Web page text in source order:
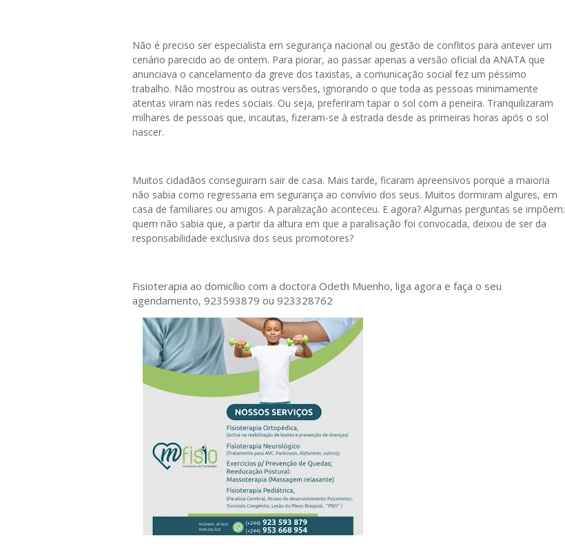
Não é preciso ser especialista em segurança nacional ou gestão de conflitos para antever um
cenário parecido ao de ontem. Para piorar, ao passar apenas a versão oficial da ANATA que
anunciava o cancelamento da greve dos taxistas, a comunicação social fez um péssimo
trabalho. Não mostrou as outras versões, ignorando o que toda as pessoas minimamente
atentas viram nas redes sociais. Ou seja, preferiram tapar o sol com a peneira. Tranquilizaram
milhares de pessoas que, incautas, fizeram-se à estrada desde as primeiras horas após o sol
nascer.
Muitos cidadãos conseguiram sair de casa. Mais tarde, ficaram apreensivos porque a maioria
não sabia como regressaria em segurança ao convívio dos seus. Muitos dormiram algures, em
casa de familiares ou amigos. A paralização aconteceu. E agora? Algumas perguntas se impõem:
quem não sabia que, a partir da altura em que a paralisação foi convocada, deixou de ser da
responsabilidade exclusiva dos seus promotores?
Fisioterapia ao domicílio com a doctora Odeth Muenho, liga agora e faça o seu
agendamento, 923593879 ou 923328762